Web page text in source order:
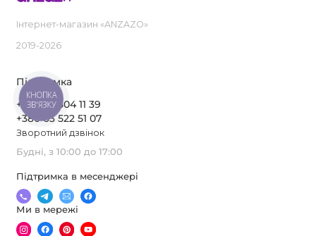
Інтернет-магазин «ANZAZO»
2019-2026
Підтримка
+380 97 504 11 39
+380 63 522 51 07
Зворотний дзвінок
Будні, з 10:00 до 17:00
Підтримка в месенджері
Ми в мережі
КНОПКА
ЗВ'ЯЗКУ